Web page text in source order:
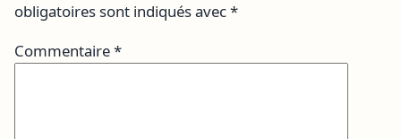
obligatoires sont indiqués avec*
Commentaire*